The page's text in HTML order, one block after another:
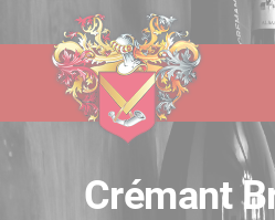
Crémant
Panneau de gestion des cookies